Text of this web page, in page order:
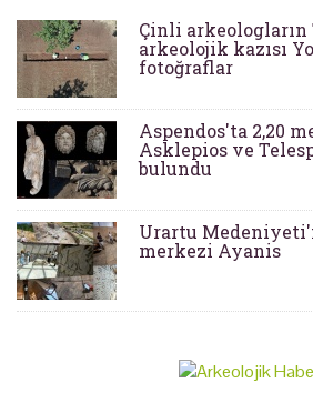
Çinli
arkeolojik kazısı
fotoğraflar
Aspendos'ta 2,20
Asklepios ve
bulundu
Urartu
merkezi Ayanis